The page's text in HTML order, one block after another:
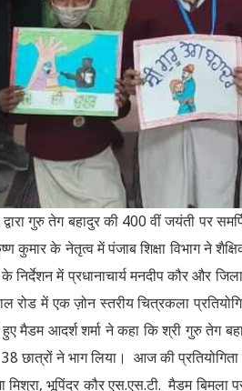
गुरु तेग बहादुर की 400 वीं जयंती पर
के नेतृत्व में पंजाब शिक्षा विभाग ने
के निर्देशन में प्रधानाचार्य मनदीप कौर और
रोड में एक ज़ोन स्तरीय चित्रकला
आदर्श शर्मा ने कहा कि श्री गुरु तेग
छात्रों ने भाग लिया। आज की
मिश्रा, भूपिंदर कौर एस.एस.टी. मैडम बिमला